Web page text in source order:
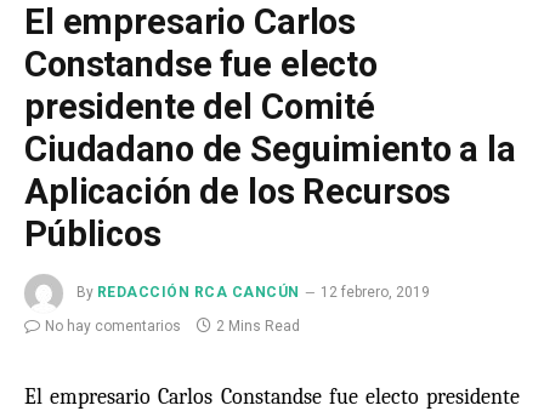
El empresario Carlos
Constandse fue electo
presidente del Comité
Ciudadano de Seguimiento a la
Aplicación de los Recursos
Públicos
By REDACCIÓN RCA CANCÚN
12 febrero, 2019
No hay comentarios
2 Mins Read
El empresario Carlos Constandse fue electo presidente